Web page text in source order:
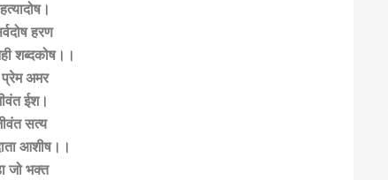
हरण
शब्दकोष।।
अमर
ईश।
सत्य
आशीष।।
जो भक्त